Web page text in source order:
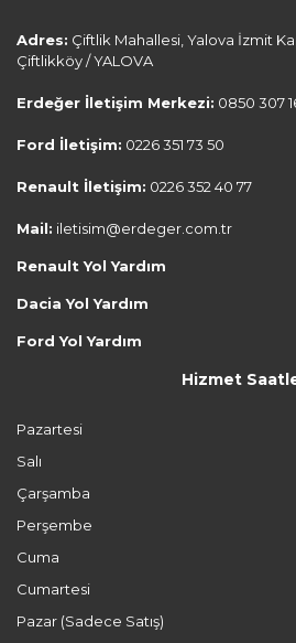
Adres: Çiftlik Mahallesi, Yalova İzmit
Çiftlikköy / YALOVA
Erdeğer İletişim Merkezi: 0850 307
Ford İletişim: 0226 351 73 50
Renault İletişim: 0226 352 40 77
Mail: iletisim@erdeger.com.tr
Renault Yol Yardım
Dacia Yol Yardım
Ford Yol Yardım
Hizmet
Pazartesi
Salı
Çarşamba
Perşembe
Cuma
Cumartesi
Pazar (Sadece Satış)